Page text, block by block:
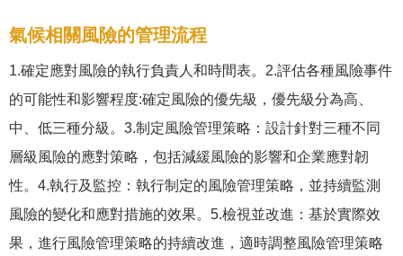
氣候相關風險的管理流程
1.確定應對風險的執行負責人和時間表。2.評估各種風險事件
的可能性和影響程度:確定風險的優先級，優先級分為高、
中、低三種分級。3.制定風險管理策略：設計針對三種不同
層級風險的應對策略，包括減緩風險的影響和企業應對韌
性。4.執行及監控：執行制定的風險管理策略，並持續監測
風險的變化和應對措施的效果。5.檢視並改進：基於實際效
果，進行風險管理策略的持續改進，適時調整風險管理策略